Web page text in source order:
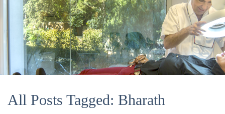
All Posts Tagged: Bharath